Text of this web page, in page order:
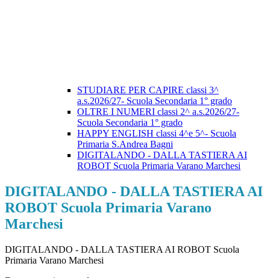
STUDIARE PER CAPIRE classi 3^
a.s.2026/27- Scuola Secondaria 1° grado
OLTRE I NUMERI classi 2^ a.s.2026/27-
Scuola Secondaria 1° grado
HAPPY ENGLISH classi 4^e 5^- Scuola
Primaria S.Andrea Bagni
DIGITALANDO - DALLA TASTIERA AI
ROBOT Scuola Primaria Varano Marchesi
DIGITALANDO - DALLA TASTIERA AI
ROBOT Scuola Primaria Varano
Marchesi
DIGITALANDO - DALLA TASTIERA AI ROBOT Scuola
Primaria Varano Marchesi